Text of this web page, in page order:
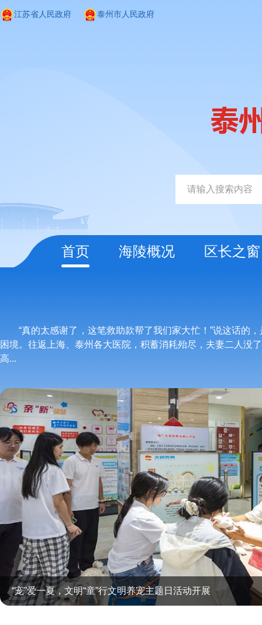
江苏省人民政府 泰州市人民政府
首页 海陵概况 区长之窗
“真的太感谢了，这笔救助款帮了我们家大忙！”说这话的
困境。往返上海、泰州各大医院，积蓄消耗殆尽，夫妻二人没
高...
“宠”爱一夏，文明“童”行文明养宠主题日活动开展